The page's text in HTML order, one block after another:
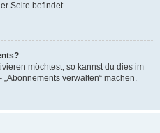
Seite befindet.
möchtest, so kannst du dies im
verwalten“ machen.